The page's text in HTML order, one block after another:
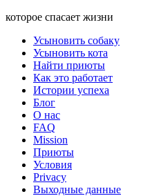
которое спасает жизни
Усыновить собаку
Усыновить кота
Найти приюты
Как это работает
Истории успеха
Блог
О нас
FAQ
Mission
Приюты
Условия
Privacy
Выходные данные